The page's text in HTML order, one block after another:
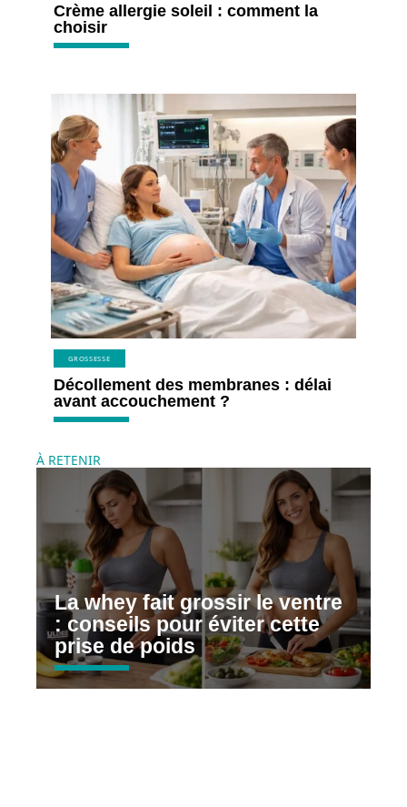
Crème allergie soleil : comment la
choisir
GROSSESSE
Décollement des membranes : délai
avant accouchement ?
À RETENIR
La whey fait grossir le ventre
: conseils pour éviter cette
prise de poids